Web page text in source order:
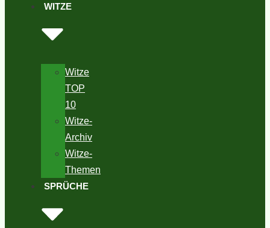
WITZE
Witze
TOP
10
Witze-
Archiv
Witze-
Themen
SPRÜCHE